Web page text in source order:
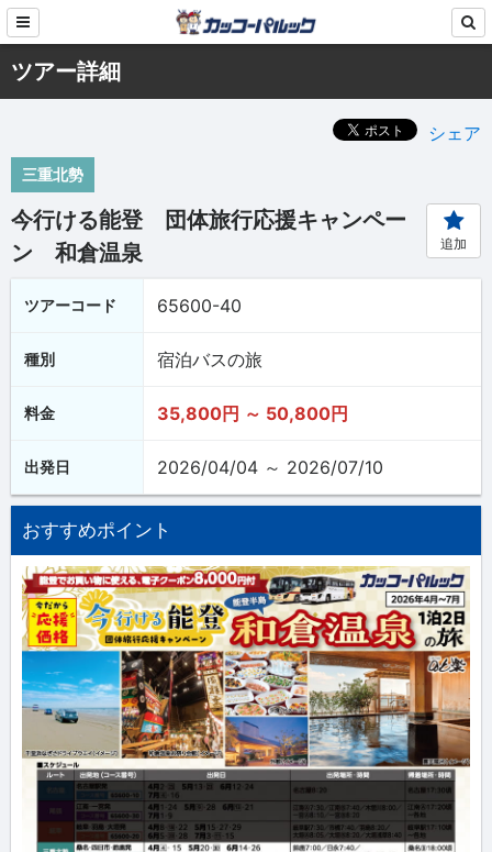
ツアー詳細
シェア
三重北勢
今行ける能登 団体旅行応援キャンペー
ン 和倉温泉
追加
ツアーコード 65600-40
種別 宿泊バスの旅
料金 35,800円 ～ 50,800円
出発日 2026/04/04 ～ 2026/07/10
おすすめポイント